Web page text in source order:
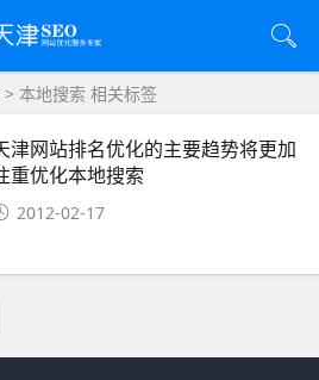
> 本地搜索 相关标签
津网站排名优化的主要趋势将更加
重优化本地搜索
2012-02-17